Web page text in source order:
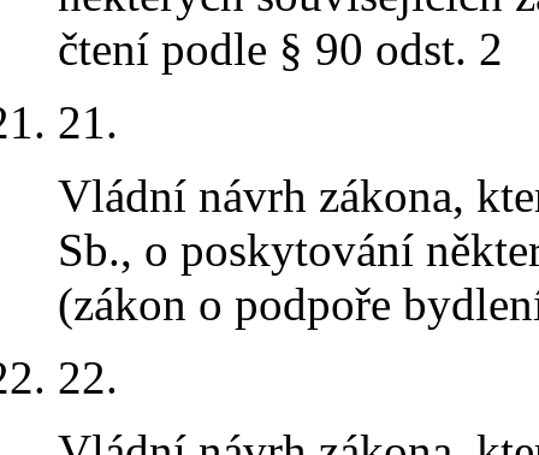
čtení podle § 90 odst. 2
21.
Vládní návrh zákona,
Sb., o poskytování
(zákon o podpoře
22.